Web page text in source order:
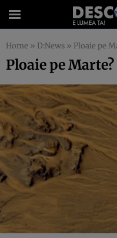
Home » D:News » Ploaie pe
Ploaie pe Marte?